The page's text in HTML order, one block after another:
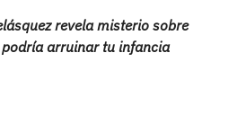
revela misterio sobre
podría arruinar tu infancia